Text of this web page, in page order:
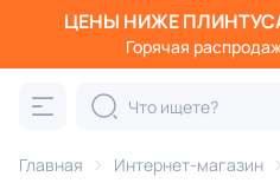
ЦЕНЫ НИЖЕ
Горячая
Главная Интернет-магазин
Категория: